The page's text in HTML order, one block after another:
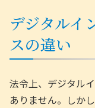
デジタルイ
スの違い
法令上、デジタル
ありません。しか